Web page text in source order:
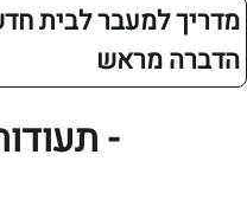
לבית חדש: כל
מראש
- תעודות